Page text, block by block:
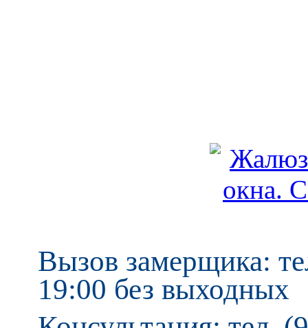
Вызов замерщика:
19:00 без выходных